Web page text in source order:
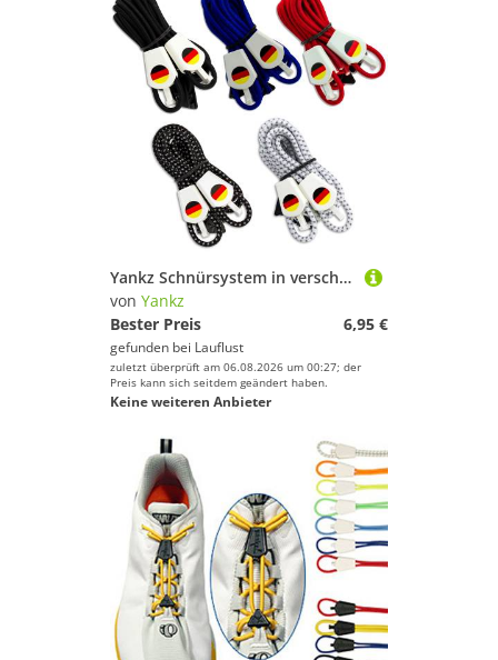
Yankz Schnürsystem in verschiedenen Farben mit Deutschlandfahne
von Yankz
Bester Preis
6,95 €
gefunden bei Lauflust
zuletzt überprüft am 06.08.2026 um 00:27; der
Preis kann sich seitdem geändert haben.
Keine weiteren Anbieter